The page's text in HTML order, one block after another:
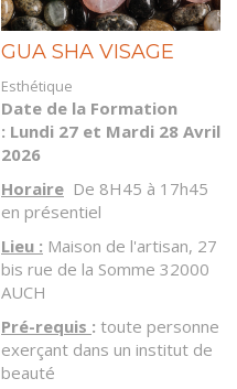
GUA SHA VISAGE
Esthétique
Date de la Formation
: Lundi 27 et Mardi 28 Avril
2026
Horaire De 8H45 à 17h45
en présentiel
Lieu : Maison de l'artisan, 27
bis rue de la Somme 32000
AUCH
Pré-requis : toute personne
exerçant dans un institut de
beauté